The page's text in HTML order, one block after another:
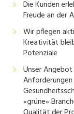
Die Kunden
Freude an der
Wir pflegen
Kreativität
Potenziale
Unser
«grüne»